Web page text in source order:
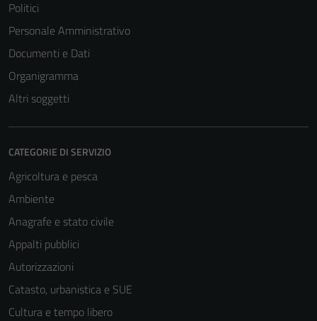
Politici
Personale Amministrativo
Documenti e Dati
Organigramma
Altri soggetti
CATEGORIE DI SERVIZIO
Agricoltura e pesca
Ambiente
Anagrafe e stato civile
Appalti pubblici
Autorizzazioni
Catasto, urbanistica e SUE
Cultura e tempo libero